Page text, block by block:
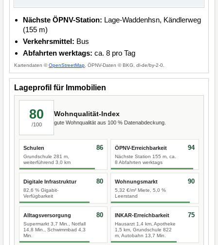
Nächste ÖPNV-Station: Lage-Waddenhsn, Kändlerweg
(155 m)
Verkehrsmittel: Bus
Abfahrten werktags: ca. 8 pro Tag
Kartendaten ©OpenStreetMap , ÖPNV-Daten © BKG, dl-de/by-2-0.
Lageprofil für Immobilien
80
/100
Wohnqualität-Index
gute Wohnqualität aus 100 % Datenabdeckung.
Schulen
Grundschule 281 m,
weiterführend 3,0 km
86 ÖPNV-Erreichbarkeit
Nächste Station 155 m, ca.
8 Abfahrten werktags
94
Digitale Infrastruktur
82,6 % Gigabit-
Verfügbarkeit
80 Wohnungsmarkt
5,32 €/m² Miete, 5,0 %
Leerstand
90
Alltagsversorgung
Supermarkt 3,7 Min., Notfall
14,8 Min., Schwimmbad 4,3
Min.
80 INKAR-Erreichbarkeit
Hausarzt 1,4 km, Apotheke
1,5 km, Grundschule 822
m, Autobahn 13,7 Min.
75